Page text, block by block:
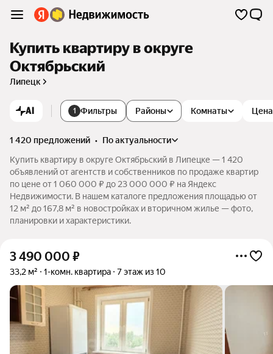
Купить квартиру в округе
Октябрьский
Липецк
AI 1 Фильтры Комнаты Цена
Районы
1 420 предложений •
по актуальности
Купить квартиру в округе Октябрьский в Липецке — 1 420
объявлений от агентств и собственников по продаже квартир
по цене от 1 060 000 ₽ до 23 000 000 ₽ на Яндекс
Недвижимости. В нашем каталоге предложения площадью от
12 м² до 167,8 м² в новостройках и вторичном жилье — фото,
планировки и характеристики.
3 490 000 ₽
33,2 м² 1-комн. квартира 7 этаж из 10